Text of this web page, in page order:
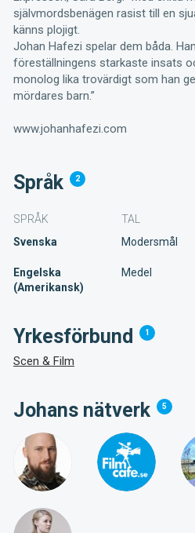
självmordsbenägen rasist till en
känns plojigt.
Johan Hafezi spelar dem båda.
föreställningens starkaste insats
monolog lika trovärdigt som han
mördares barn.”
www.johanhafezi.com
Språk 2
SPRÅK TAL
Svenska
Modersmål
Engelska
(Amerikansk)
Medel
Yrkesförbund 1
Scen & Film
Johans nätverk 5